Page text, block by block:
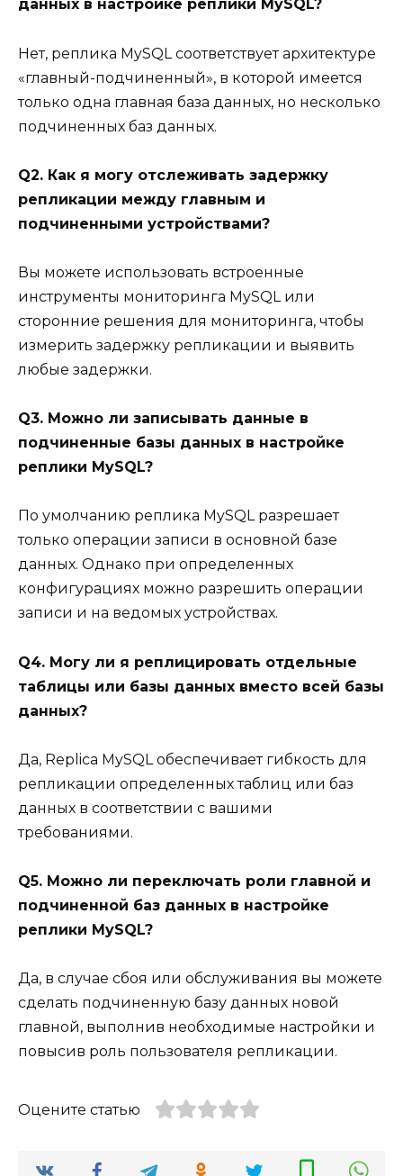
данных в настройке реплики MySQL?
Нет, реплика MySQL соответствует архитектуре
«главный-подчиненный», в которой имеется
только одна главная база данных, но несколько
подчиненных баз данных.
Q2. Как я могу отслеживать задержку
репликации между главным и
подчиненными устройствами?
Вы можете использовать встроенные
инструменты мониторинга MySQL или
сторонние решения для мониторинга, чтобы
измерить задержку репликации и выявить
любые задержки.
Q3. Можно ли записывать данные в
подчиненные базы данных в настройке
реплики MySQL?
По умолчанию реплика MySQL разрешает
только операции записи в основной базе
данных. Однако при определенных
конфигурациях можно разрешить операции
записи и на ведомых устройствах.
Q4. Могу ли я реплицировать отдельные
таблицы или базы данных вместо всей базы
данных?
Да, Replica MySQL обеспечивает гибкость для
репликации определенных таблиц или баз
данных в соответствии с вашими
требованиями.
Q5. Можно ли переключать роли главной и
подчиненной баз данных в настройке
реплики MySQL?
Да, в случае сбоя или обслуживания вы можете
сделать подчиненную базу данных новой
главной, выполнив необходимые настройки и
повысив роль пользователя репликации.
Оцените статью